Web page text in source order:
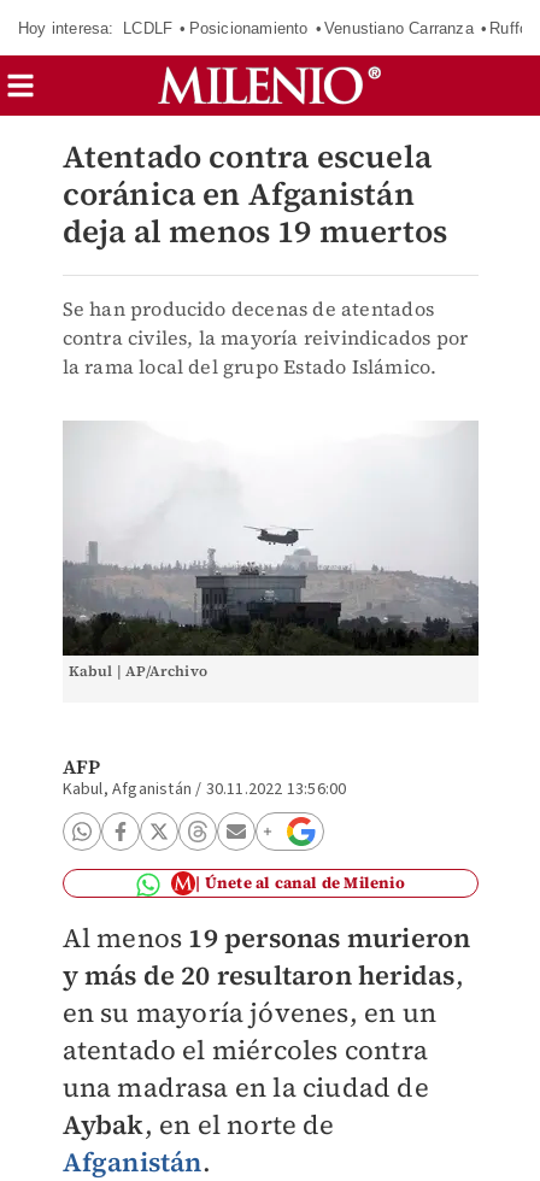
Hoy interesa: LCDLF Posicionamiento Venustiano Carranza Ruffo
Atentado contra escuela
coránica en Afganistán
deja al menos 19 muertos
Se han producido decenas de atentados
contra civiles, la mayoría reivindicados por
la rama local del grupo Estado Islámico.
Kabul | AP/Archivo
AFP
Kabul, Afganistán / 30.11.2022 13:56:00
Únete al canal de Milenio
Al menos 19 personas murieron
y más de 20 resultaron heridas,
en su mayoría jóvenes, en un
atentado el miércoles contra
una madrasa en la ciudad de
Aybak, en el norte de
Afganistán.